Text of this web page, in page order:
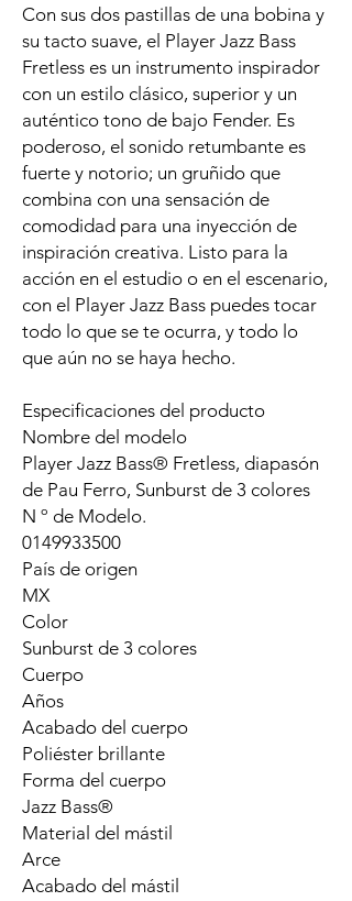
Con sus dos pastillas de una bobina y
su tacto suave, el Player Jazz Bass
Fretless es un instrumento inspirador
con un estilo clásico, superior y un
auténtico tono de bajo Fender. Es
poderoso, el sonido retumbante es
fuerte y notorio; un gruñido que
combina con una sensación de
comodidad para una inyección de
inspiración creativa. Listo para la
acción en el estudio o en el escenario,
con el Player Jazz Bass puedes tocar
todo lo que se te ocurra, y todo lo
que aún no se haya hecho.
Especificaciones del producto
Nombre del modelo
Player Jazz Bass® Fretless, diapasón
de Pau Ferro, Sunburst de 3 colores
N º de Modelo.
0149933500
País de origen
MX
Color
Sunburst de 3 colores
Cuerpo
Años
Acabado del cuerpo
Poliéster brillante
Forma del cuerpo
Jazz Bass®
Material del mástil
Arce
Acabado del mástil